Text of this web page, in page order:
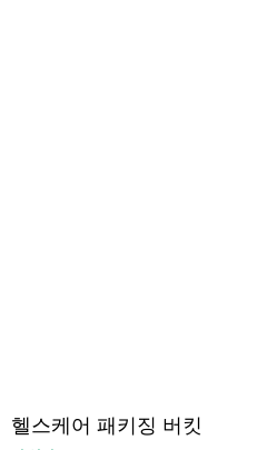
헬스케어 패키징 버킷